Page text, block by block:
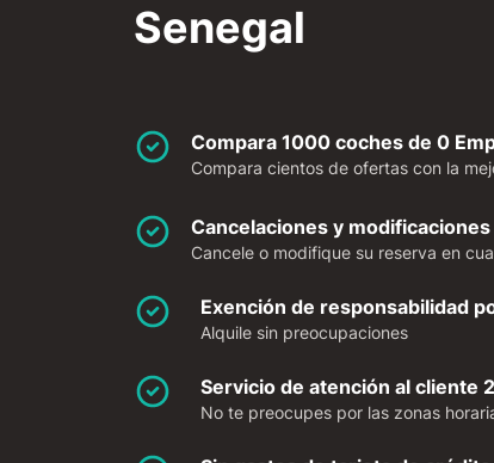
Senegal
Compara 1000 coches de 0
Compara cientos de ofertas con la
Cancelaciones y
Cancele o modifique su reserva en
Exención de responsabilidad
Alquile sin preocupaciones
Servicio de atención al cliente
No te preocupes por las zonas